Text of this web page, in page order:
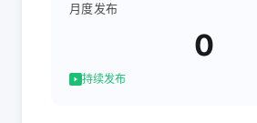
月度发布
0
持续发布